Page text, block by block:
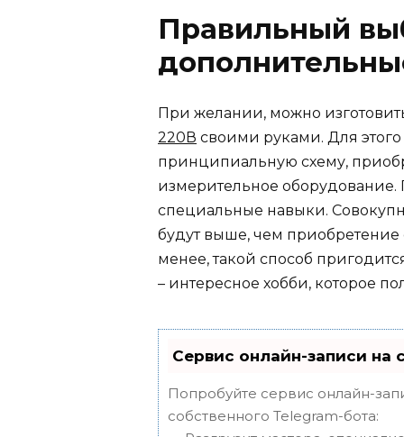
Правильный
При желании, можно
220В своими руками. Для
принципиальную схему,
измерительное оборудование.
специальные навыки.
будут выше, чем приобретение
менее, такой способ
– интересное хобби, которое
Сервис онлайн-записи на
Попробуйте сервис онлайн-
собственного Telegram-бота: